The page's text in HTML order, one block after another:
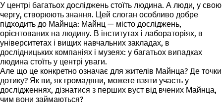
У центрі багатьох досліджень стоїть людина. А люди, у свою
чергу, створюють знання. Цей слоган особливо добре
підходить до Майнца: Майнц — місто досліджень,
орієнтованих на людину. В інститутах і лабораторіях, в
університетах і вищих навчальних закладах, в
дослідницьких компаніях і музеях: у багатьох випадках
людина стоїть у центрі уваги.
Але що це конкретно означає для жителів Майнца? Де точки
дотику? Як ви, як громадяни, можете взяти участь у
дослідженнях, дізнатися з перших вуст від вчених Майнца,
чим вони займаються?